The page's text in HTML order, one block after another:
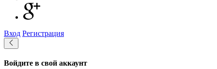
Вход Регистрация
Войдите в свой аккаунт